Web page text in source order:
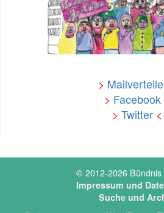
>
> Facebook
> Twitter <
© 2012-2026 Bündnis
Impressum und
Suche und